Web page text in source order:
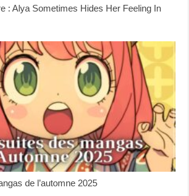
: Alya Sometimes Hides Her Feeling In
de l’automne 2025